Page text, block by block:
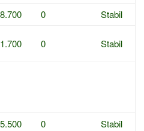
0
Stabil
0 Stabil
0
Stabil